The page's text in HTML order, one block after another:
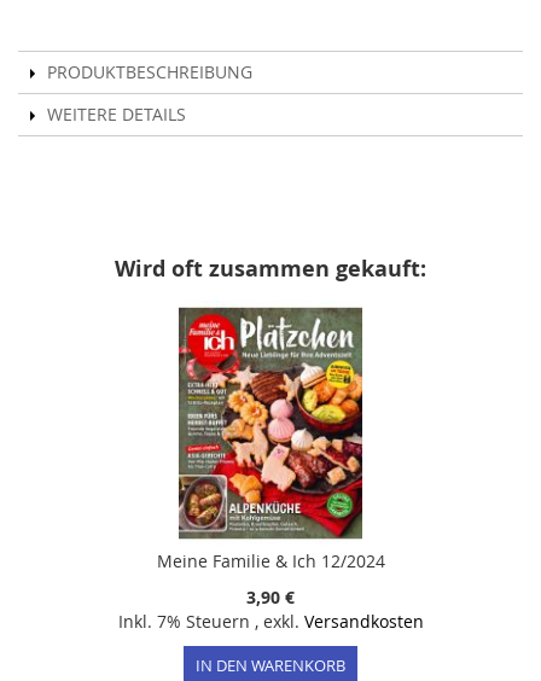
PRODUKTBESCHREIBUNG
WEITERE DETAILS
Wird oft zusammen gekauft:
Meine Familie & Ich 12/2024
3,90 €
Inkl. 7% Steuern , exkl. Versandkosten
IN DEN WARENKORB